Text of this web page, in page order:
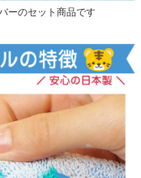
ーのセット商品です